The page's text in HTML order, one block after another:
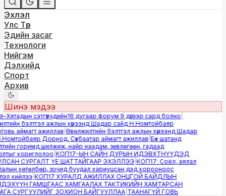
Эхлэл
Улс Төр
Эдийн засаг
Технологи
Нийгэм
Дэлхийд
Спорт
Архив
Шинэ мэдээ
сэтгүүлчдийн16 дугаар форум 9 дүгээр сард болно|
бэлтгэл ажлын хүрээнд Шадар сайд Н.Номтойбаяр
аймагт ажиллав|Өвөлжилтийн бэлтгэл ажлын хүрээнд Шадар
Дорнод, Сүхбаатар аймагт ажиллав|Бүх шатанд
горимд шилжиж, найр наадам, зөвлөгөөн, гадаад
хориглолоо|КОП17-ЫН САЙН ДУРЫН ИДЭВХТНҮҮДЭД
СУРГАЛТ ҮЕ ШАТТАЙГААР ЭХЭЛЛЭЭ|КОП17: Соёл, аялал
хөтөлбөр, зочид буудал хариуцсан дэд хорооноос
хийлээ|КОП17 ХУРАЛД АЖИЛЛАХ ОНЦГОЙ БАЙДЛЫН
ГАМШГААС ХАМГААЛАХ ТАКТИКИЙН ХАМТАРСАН
СУРГУУЛИЙГ ЗОХИОН БАЙГУУЛЛАА|ТААНАГҮЙ ГОВЬ